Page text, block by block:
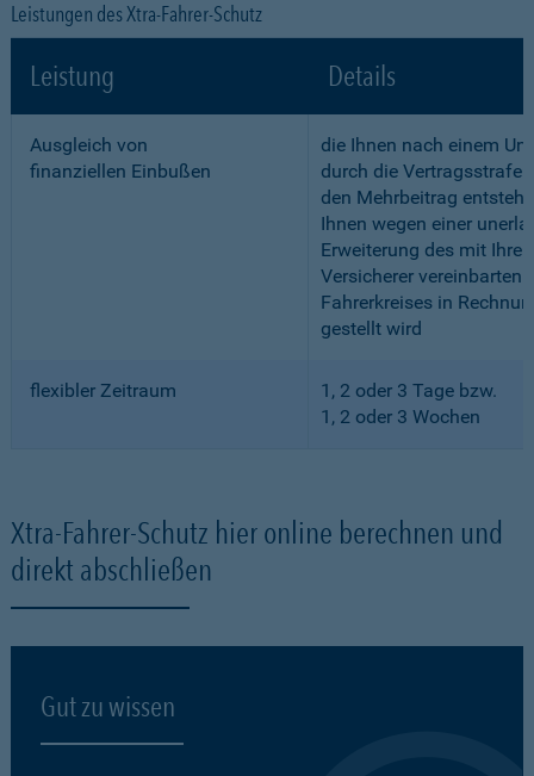
Leistungen des Xtra-Fahrer-Schutz
Leistung Details
Ausgleich von
finanziellen Einbußen
die Ihnen nach einem
durch die Vertragsstrafe
den Mehrbeitrag
Ihnen wegen einer
Erweiterung des mit
Versicherer vereinbarten
Fahrerkreises in
gestellt wird
flexibler Zeitraum
1, 2 oder 3 Tage bzw.
1, 2 oder 3 Wochen
Xtra-Fahrer-Schutz hier online berechnen und
direkt abschließen
Gut zu wissen